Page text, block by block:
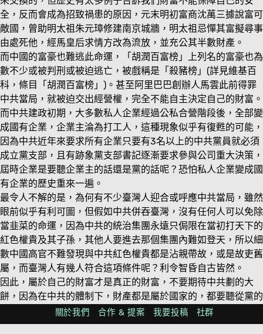
全，反而會成為招致禍患的原因，元末明初富商沈萬三據說富可
敵國，曾助明太祖朱元璋修建南京城牆，明太祖忌憚其富擬尋事
由處死他，經馬皇后求情方改為流放，並充公其半數財產。
而中國的富豪也難逃此命運，「胡潤百富榜」上列名的富豪也為
數不少或被判刑或被迫逃亡，被戲稱是「殺豬榜」(詳見維基百
科，條目「胡潤百富榜」)。甚至阿里巴巴創辦人馬雲此前得罪
中共當局，就被迫交出經營權，完全不能自主決定自己的財富。
而中共建政初期，大多數私人企業經過公私合營階段後，全部變
成國有企業，企業主淪為打工人，這種現象似乎有復甦的可能，
因為中共近年來要求所有企業只要有3名以上的中共黨員就必須
成立黨支部，且有跡象黨支部書記逐漸要求參與公司重大決策，
屆時企業是要聽企業主的話還是黨的話呢？恐怕私人企業變成國
有企業的歷史重來一遍。
最令人不解的是，為何有不少臺灣人迎合或呼應中共當局，雖然
眼前似乎有利可圖，但假如中共併吞臺灣，沒有任何人可以免除
當韭菜的命運，因為中共的統治集團永遠只侷限在當初打天下的
紅色權貴及其子孫，其他人要進去那個集團內難如登天，所以細
數中國高官不難發現與中共紅色權貴都是沾親帶故，或是故吏舊
屬，而臺灣人有幾人符合這項條件呢？利令智昏自古皆然。
因此，屬於自己的財富才是真正的財富，不要期待中共劃的大
餅，因為在中共的體制下，財產都是屬於國家的，都要聽從黨的
指揮，黨要你興就興，要你亡就亡，如帶有僥倖的意圖，恐怕下
場悽慘。
關於我們 合作 & 提案 我要投稿 社群